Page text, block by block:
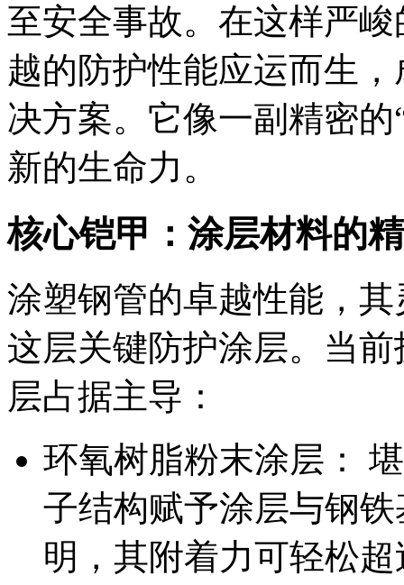
至安全事故。在这样严
越的防护性能应运而生
决方案。它像一副精密
新的生命力。
核心铠甲：涂层材料的
涂塑钢管的卓越性能，
这层关键防护涂层。当
层占据主导：
环氧树脂粉末涂层：
子结构赋予涂层与钢
明，其附着力可轻松